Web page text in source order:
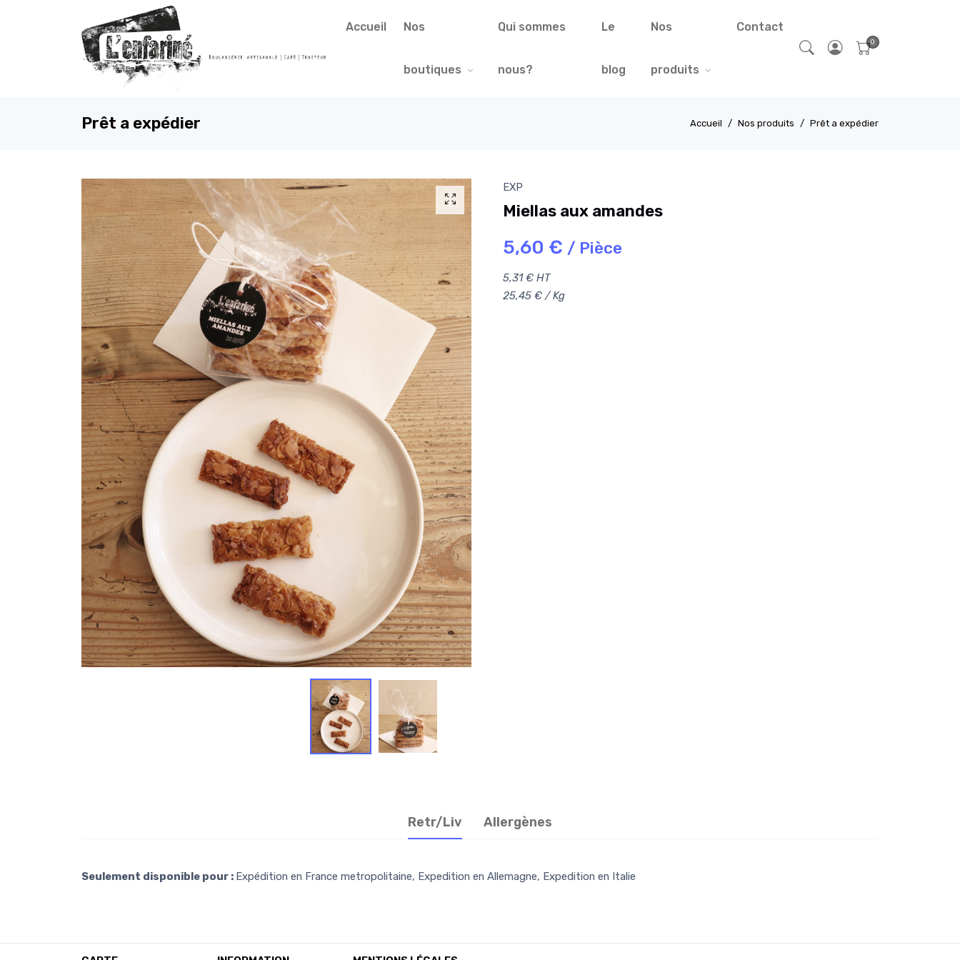
Accueil Nos
boutiques
Qui sommes
nous?
Le
blog
Nos
produits
Contact
Prêt a expédier Accueil Nos produits Prêt a expédier
EXP
Miellas aux amandes
5,60 € / Pièce
5,31 € HT
25,45 € / Kg
Retr/Liv Allergènes
Seulement disponible pour : Expédition en France metropolitaine, Expedition en Allemagne, Expedition en Italie